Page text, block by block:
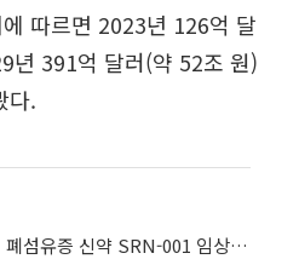
따르면 2023년 126억 달
년 391억 달러(약 52조 원)
다.
써나젠테라퓨틱스, 특발성 폐섬유증 신약 SRN-001 임상 1a상 긍정적 결과 도출